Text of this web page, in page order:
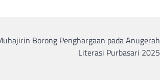
Borong Penghargaan pada Anugerah
Literasi Purbasari 2025